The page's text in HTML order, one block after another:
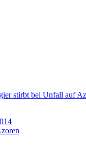
stirbt bei Unfall auf